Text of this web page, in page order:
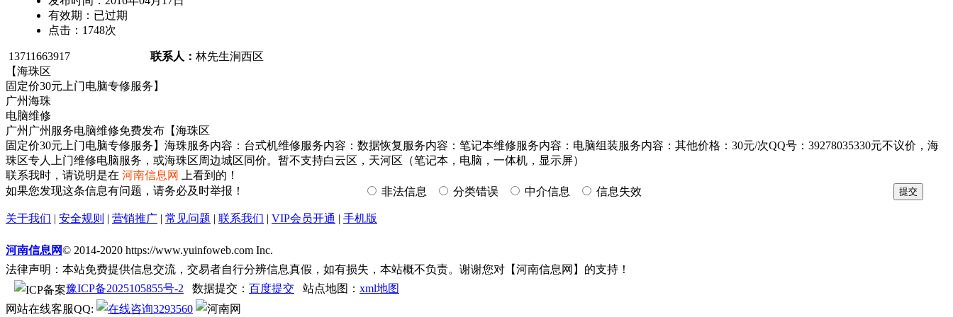
有效期： 已过期
点击： 1748次
13711663917 联系人： 林先生涧西区
【海珠区
固定价30元上门电脑专修服务】
广州海珠
电脑维修
广州广州服务电脑维修免费发布【海珠区
固定价30元上门电脑专修服务】海珠服务内容：台式机维修服务内容：数据恢复服务内容：笔记本维修服务内容：电脑组装服务内容：其他价格：30元/次QQ号：39278035330元不议价，海
珠区专人上门维修电脑服务，或海珠区周边城区同价。暂不支持白云区，天河区（笔记本，电脑，一体机，显示屏）
联系我时，请说明是在 河南信息网
上看到的！
如果您发现这条信息有问题，请务必及时举报！
非法信息 分类错误 中介信息 信息失效
关于我们 | 安全规则 | 营销推广 | 常见问题 | 联系我们 | VIP会员开通 | 手机版
河南信息网© 2014-2020 https://www.yuinfoweb.com Inc.
法律声明：本站免费提供信息交流，交易者自行分辨信息真假，如有损失，本站概不负责。谢谢您对【河南信息网】的支持！
豫ICP备2025105855号-2 数据提交： 百度提交 站点地图： xml地图
网站在线客服QQ:
3293560